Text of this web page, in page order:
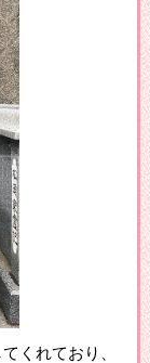
くれており、